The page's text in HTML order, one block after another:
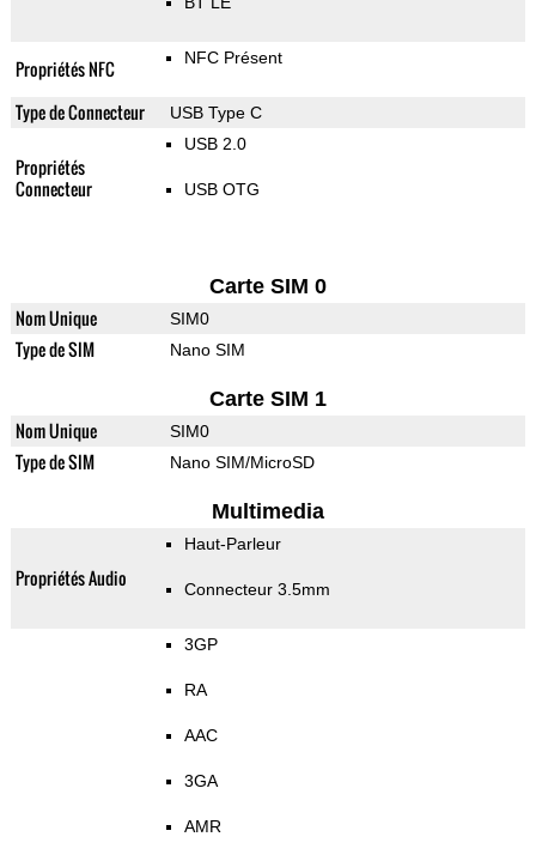
Propriétés NFC NFC Présent
Type de Connecteur USB Type C
Propriétés
Connecteur
USB 2.0
USB OTG
Carte SIM 0
Nom Unique SIM0
Type de SIM Nano SIM
Carte SIM 1
Nom Unique SIM0
Type de SIM Nano SIM/MicroSD
Multimedia
Propriétés Audio
Haut-Parleur
Connecteur 3.5mm
3GP
RA
AAC
3GA
AMR